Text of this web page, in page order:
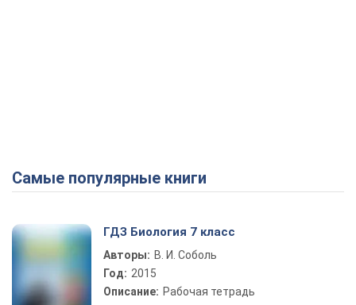
Самые популярные книги
ГДЗ Биология 7 класс
Авторы: В. И. Соболь
Год: 2015
Описание: Рабочая тетрадь